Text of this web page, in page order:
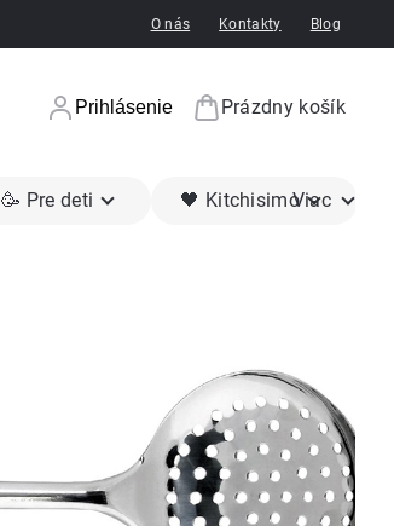
O nás Kontakty Blog
Prihlásenie
Nákupný
Prázdny košík
🥳 Pre deti 🖤 KitchisimoViac